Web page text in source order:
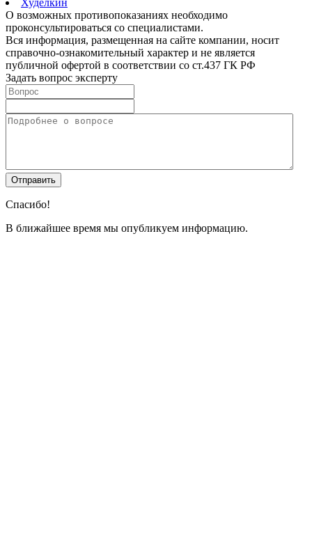
Худелкин
О возможных противопоказаниях необходимо
проконсультироваться со специалистами.
Вся информация, размещенная на сайте компании, носит
справочно-ознакомительный характер и не является
публичной офертой в соответствии со ст.437 ГК РФ
Задать вопрос эксперту
Спасибо!
В ближайшее время мы опубликуем информацию.